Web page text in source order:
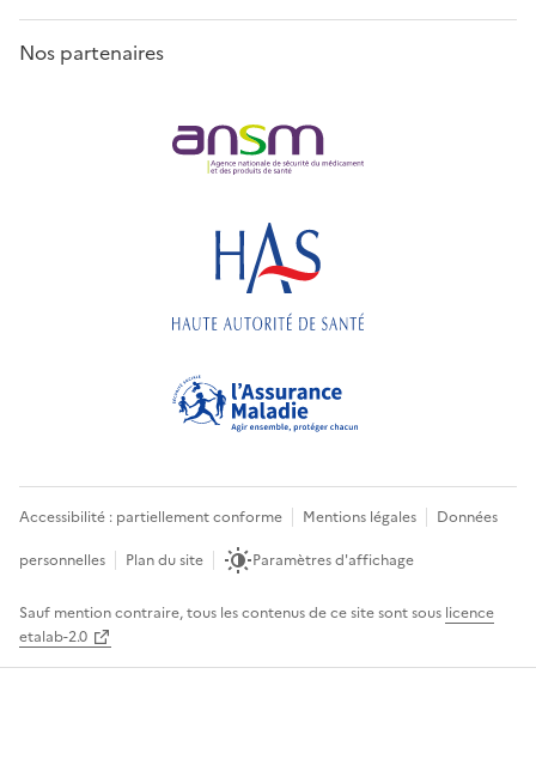
Nos partenaires
Accessibilité : partiellement conforme Mentions légales
Données
personnelles
Plan du site Paramètres d'affichage
Sauf mention contraire, tous les contenus de ce site sont sous licence
etalab-2.0